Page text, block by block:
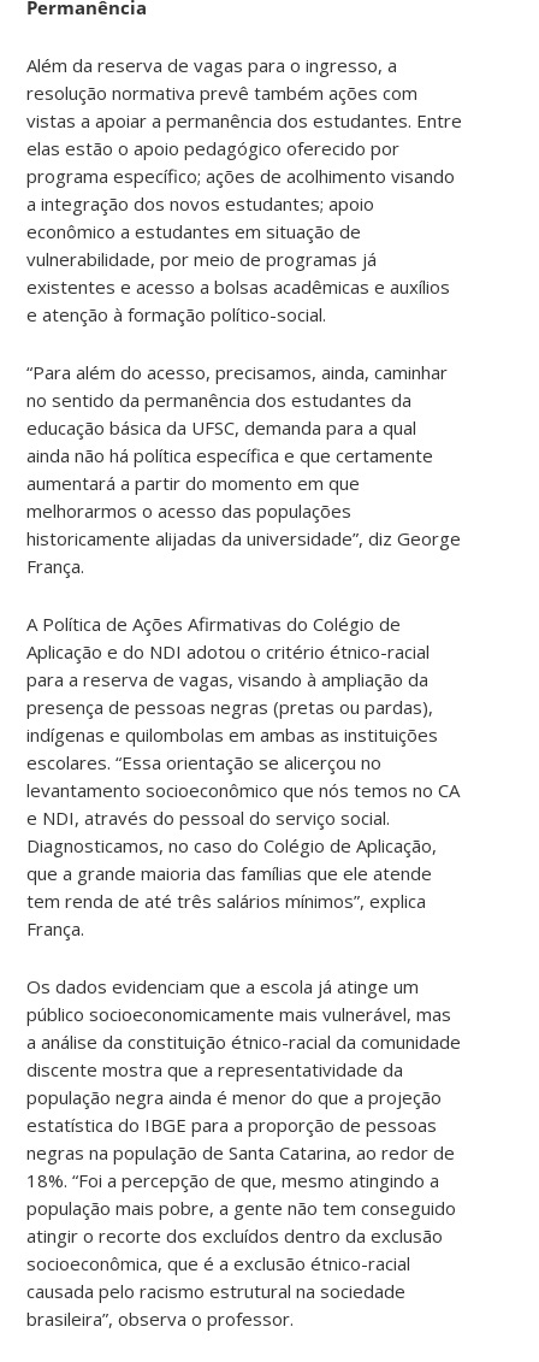
Permanência
Além da reserva de vagas para o ingresso, a
resolução normativa prevê também ações com
vistas a apoiar a permanência dos estudantes. Entre
elas estão o apoio pedagógico oferecido por
programa específico; ações de acolhimento visando
a integração dos novos estudantes; apoio
econômico a estudantes em situação de
vulnerabilidade, por meio de programas já
existentes e acesso a bolsas acadêmicas e auxílios
e atenção à formação político-social.
“Para além do acesso, precisamos, ainda, caminhar
no sentido da permanência dos estudantes da
educação básica da UFSC, demanda para a qual
ainda não há política específica e que certamente
aumentará a partir do momento em que
melhorarmos o acesso das populações
historicamente alijadas da universidade”, diz George
França.
A Política de Ações Afirmativas do Colégio de
Aplicação e do NDI adotou o critério étnico-racial
para a reserva de vagas, visando à ampliação da
presença de pessoas negras (pretas ou pardas),
indígenas e quilombolas em ambas as instituições
escolares. “Essa orientação se alicerçou no
levantamento socioeconômico que nós temos no CA
e NDI, através do pessoal do serviço social.
Diagnosticamos, no caso do Colégio de Aplicação,
que a grande maioria das famílias que ele atende
tem renda de até três salários mínimos”, explica
França.
Os dados evidenciam que a escola já atinge um
público socioeconomicamente mais vulnerável, mas
a análise da constituição étnico-racial da comunidade
discente mostra que a representatividade da
população negra ainda é menor do que a projeção
estatística do IBGE para a proporção de pessoas
negras na população de Santa Catarina, ao redor de
18%. “Foi a percepção de que, mesmo atingindo a
população mais pobre, a gente não tem conseguido
atingir o recorte dos excluídos dentro da exclusão
socioeconômica, que é a exclusão étnico-racial
causada pelo racismo estrutural na sociedade
brasileira”, observa o professor.